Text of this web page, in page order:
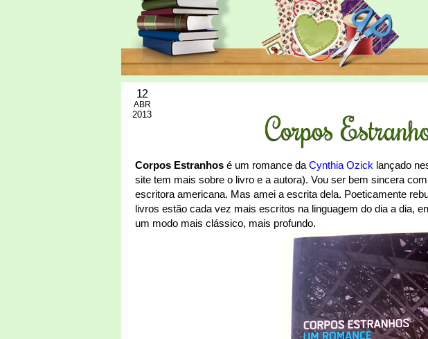
12
ABR
2013 Corpos
Corpos Estranhos é um romance da Cynthia Ozick lançado
site tem mais sobre o livro e a autora). Vou ser bem sincera
escritora americana. Mas amei a escrita dela. Poeticamente
livros estão cada vez mais escritos na linguagem do dia a dia,
um modo mais clássico, mais profundo.